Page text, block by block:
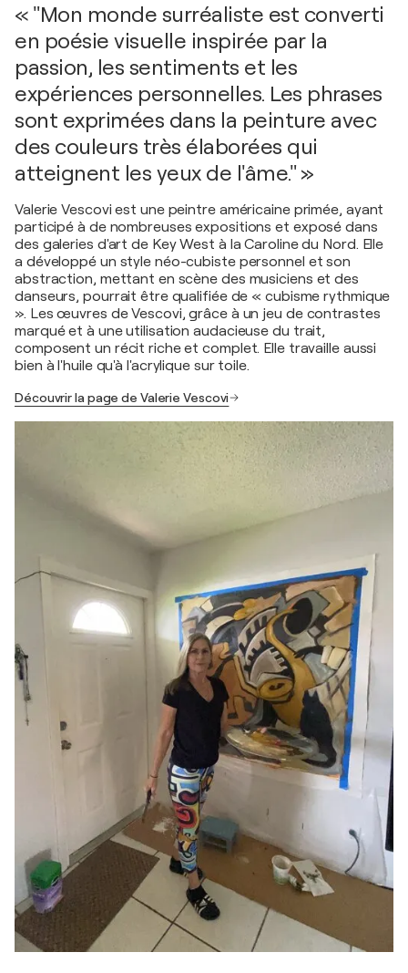
« "Mon monde surréaliste est converti
en poésie visuelle inspirée par la
passion, les sentiments et les
expériences personnelles. Les phrases
sont exprimées dans la peinture avec
des couleurs très élaborées qui
atteignent les yeux de l'âme." »
Valerie Vescovi est une peintre américaine primée, ayant
participé à de nombreuses expositions et exposé dans
des galeries d'art de Key West à la Caroline du Nord. Elle
a développé un style néo-cubiste personnel et son
abstraction, mettant en scène des musiciens et des
danseurs, pourrait être qualifiée de « cubisme rythmique
». Les œuvres de Vescovi, grâce à un jeu de contrastes
marqué et à une utilisation audacieuse du trait,
composent un récit riche et complet. Elle travaille aussi
bien à l'huile qu'à l'acrylique sur toile.
Découvrir la page de Valerie Vescovi